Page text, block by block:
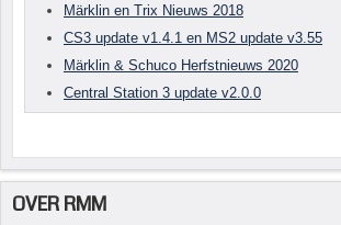
Märklin en Trix Nieuws 2018
CS3 update v1.4.1 en MS2 update v3.55
Märklin & Schuco Herfstnieuws 2020
Central Station 3 update v2.0.0
OVER RMM